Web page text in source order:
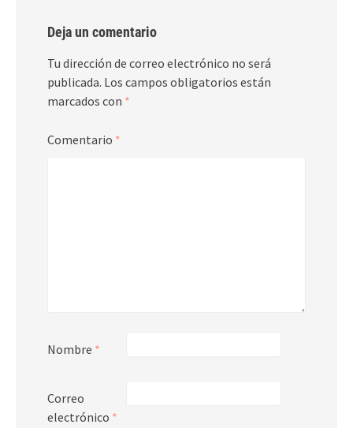
Deja un comentario
Tu dirección de correo electrónico no será
publicada. Los campos obligatorios están
marcados con *
Comentario *
Nombre *
Correo
electrónico *